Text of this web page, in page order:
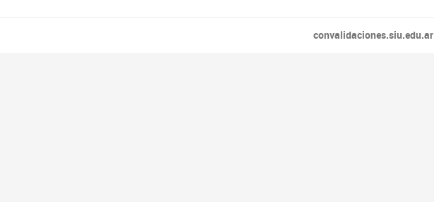
convalidaciones.siu.edu.ar